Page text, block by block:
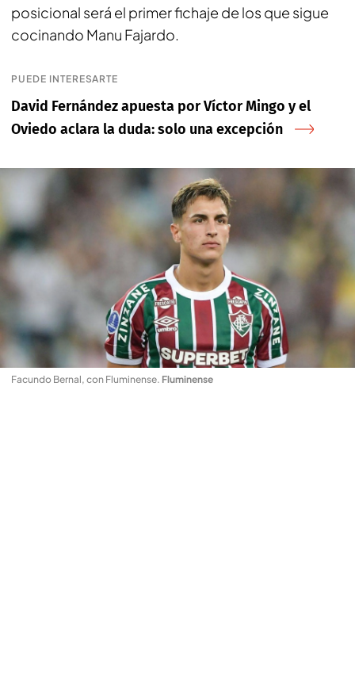
posicional será el primer fichaje de los que sigue
cocinando Manu Fajardo.
PUEDE INTERESARTE
David Fernández apuesta por Víctor Mingo y el
Oviedo aclara la duda: solo una excepción
Facundo Bernal, con Fluminense. Fluminense